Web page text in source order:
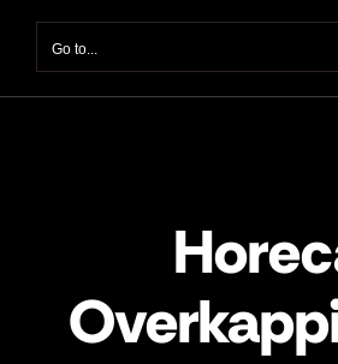
Go to...